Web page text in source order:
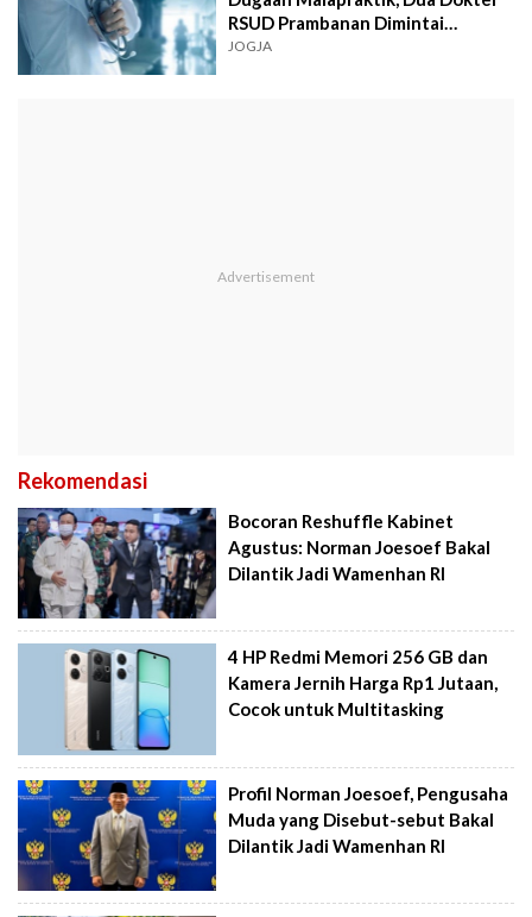
RSUD Prambanan Dimintai
Keterangan
JOGJA
Rekomendasi
Bocoran Reshuffle Kabinet
Agustus: Norman Joesoef Bakal
Dilantik Jadi Wamenhan RI
4 HP Redmi Memori 256 GB dan
Kamera Jernih Harga Rp1 Jutaan,
Cocok untuk Multitasking
Profil Norman Joesoef, Pengusaha
Muda yang Disebut-sebut Bakal
Dilantik Jadi Wamenhan RI